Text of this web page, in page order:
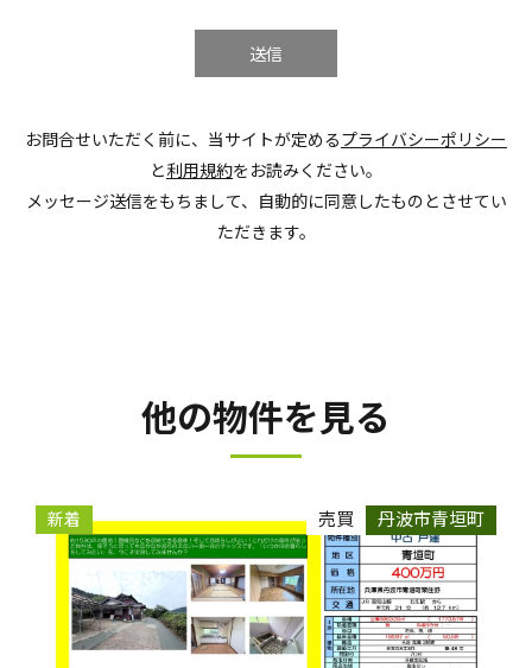
お問合せいただく前に、当サイトが定めるプライバシーポリシー
と利用規約をお読みください。
メッセージ送信をもちまして、自動的に同意したものとさせてい
ただきます。
他の物件を見る
新着 売買 丹波市青垣町